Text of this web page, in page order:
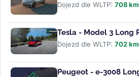
Dojezd dle WLTP: 708 km
Tesla - Model 3 Long
Dojezd dle WLTP: 702 km
Peugeot - e-3008